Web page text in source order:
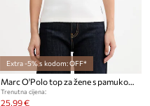
Extra -5% s kodom: OFF*
Marc O'Polo top za žene s pamukom
Trenutna cijena:
25,99 €